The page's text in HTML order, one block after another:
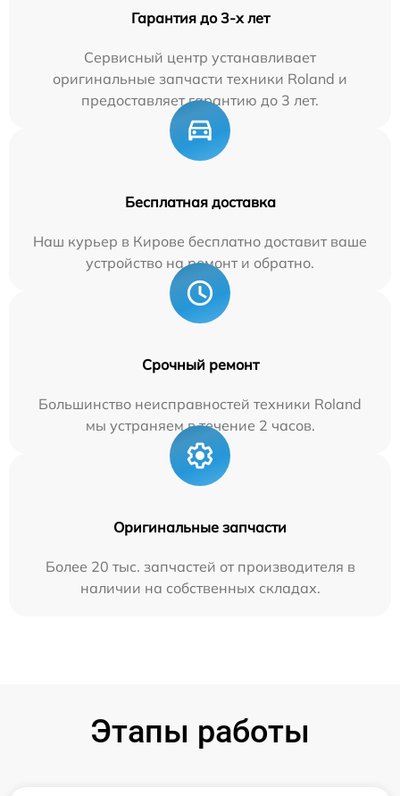
Гарантия до 3-х лет
Сервисный центр устанавливает
оригинальные запчасти техники Roland и
предоставляет гарантию до 3 лет.
Бесплатная доставка
Наш курьер в Кирове бесплатно доставит ваше
устройство на ремонт и обратно.
Срочный ремонт
Большинство неисправностей техники Roland
мы устраняем в течение 2 часов.
Оригинальные запчасти
Более 20 тыс. запчастей от производителя в
наличии на собственных складах.
Этапы работы